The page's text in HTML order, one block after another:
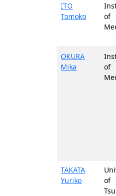
ITO
Tomoko
of
OKURA
Mika
of
TAKATA
Yuriko
of